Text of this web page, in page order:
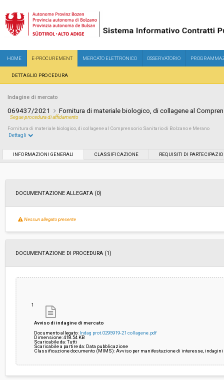
HOME E-PROCUREMENT MERCATO ELETTRONICO OSSERVATORIO
DETTAGLIO PROCEDURA
Indagine di mercato
069437/2021 Fornitura di materiale biologico, di collagene al
Segue procedura di affidamento
Fornitura di materiale biologico, di collagene al Comprensorio Sanitario di Bolzano e Merano
Svolgimento:
Importo a base di gara soggetto a
ribasso:
Dettagli
INFORMAZIONI GENERALI CLASSIFICAZIONE REQUISITI DI
DOCUMENTAZIONE ALLEGATA (0)
Nessun allegato presente
DOCUMENTAZIONE DI PROCEDURA (1)
1
Avviso di indagine di mercato
Documento allegato: Indag prot.0295919-21 collagene.pdf
Dimensione: 418.54 KB
Scaricabile da: Tutti
Scaricabile a partire da: Data pubblicazione
Classificazione documento (MIMS): Avviso per manifestazione di interesse, indagini